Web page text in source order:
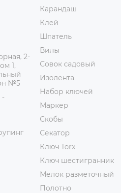
2-
1,
№5
-
Карандаш
Клей
Шпатель
Вилы
Совок садовый
Изолента
Набор ключей
Маркер
Скобы
Секатор
Ключ Torx
Ключ шестигранник
Мелок разметочный
Полотно